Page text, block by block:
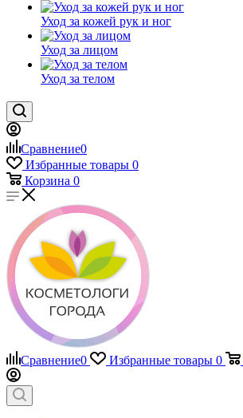
Уход за кожей рук и ног
Уход за лицом
Уход за телом
Сравнение0
Избранные товары 0
Корзина 0
Сравнение0 Избранные товары 0